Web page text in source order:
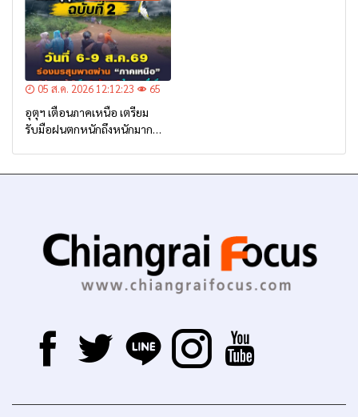
05 ส.ค. 2026 12:12:23 65
อุตุฯ เตือนภาคเหนือ เตรียม
รับมือฝนตกหนักถึงหนักมาก